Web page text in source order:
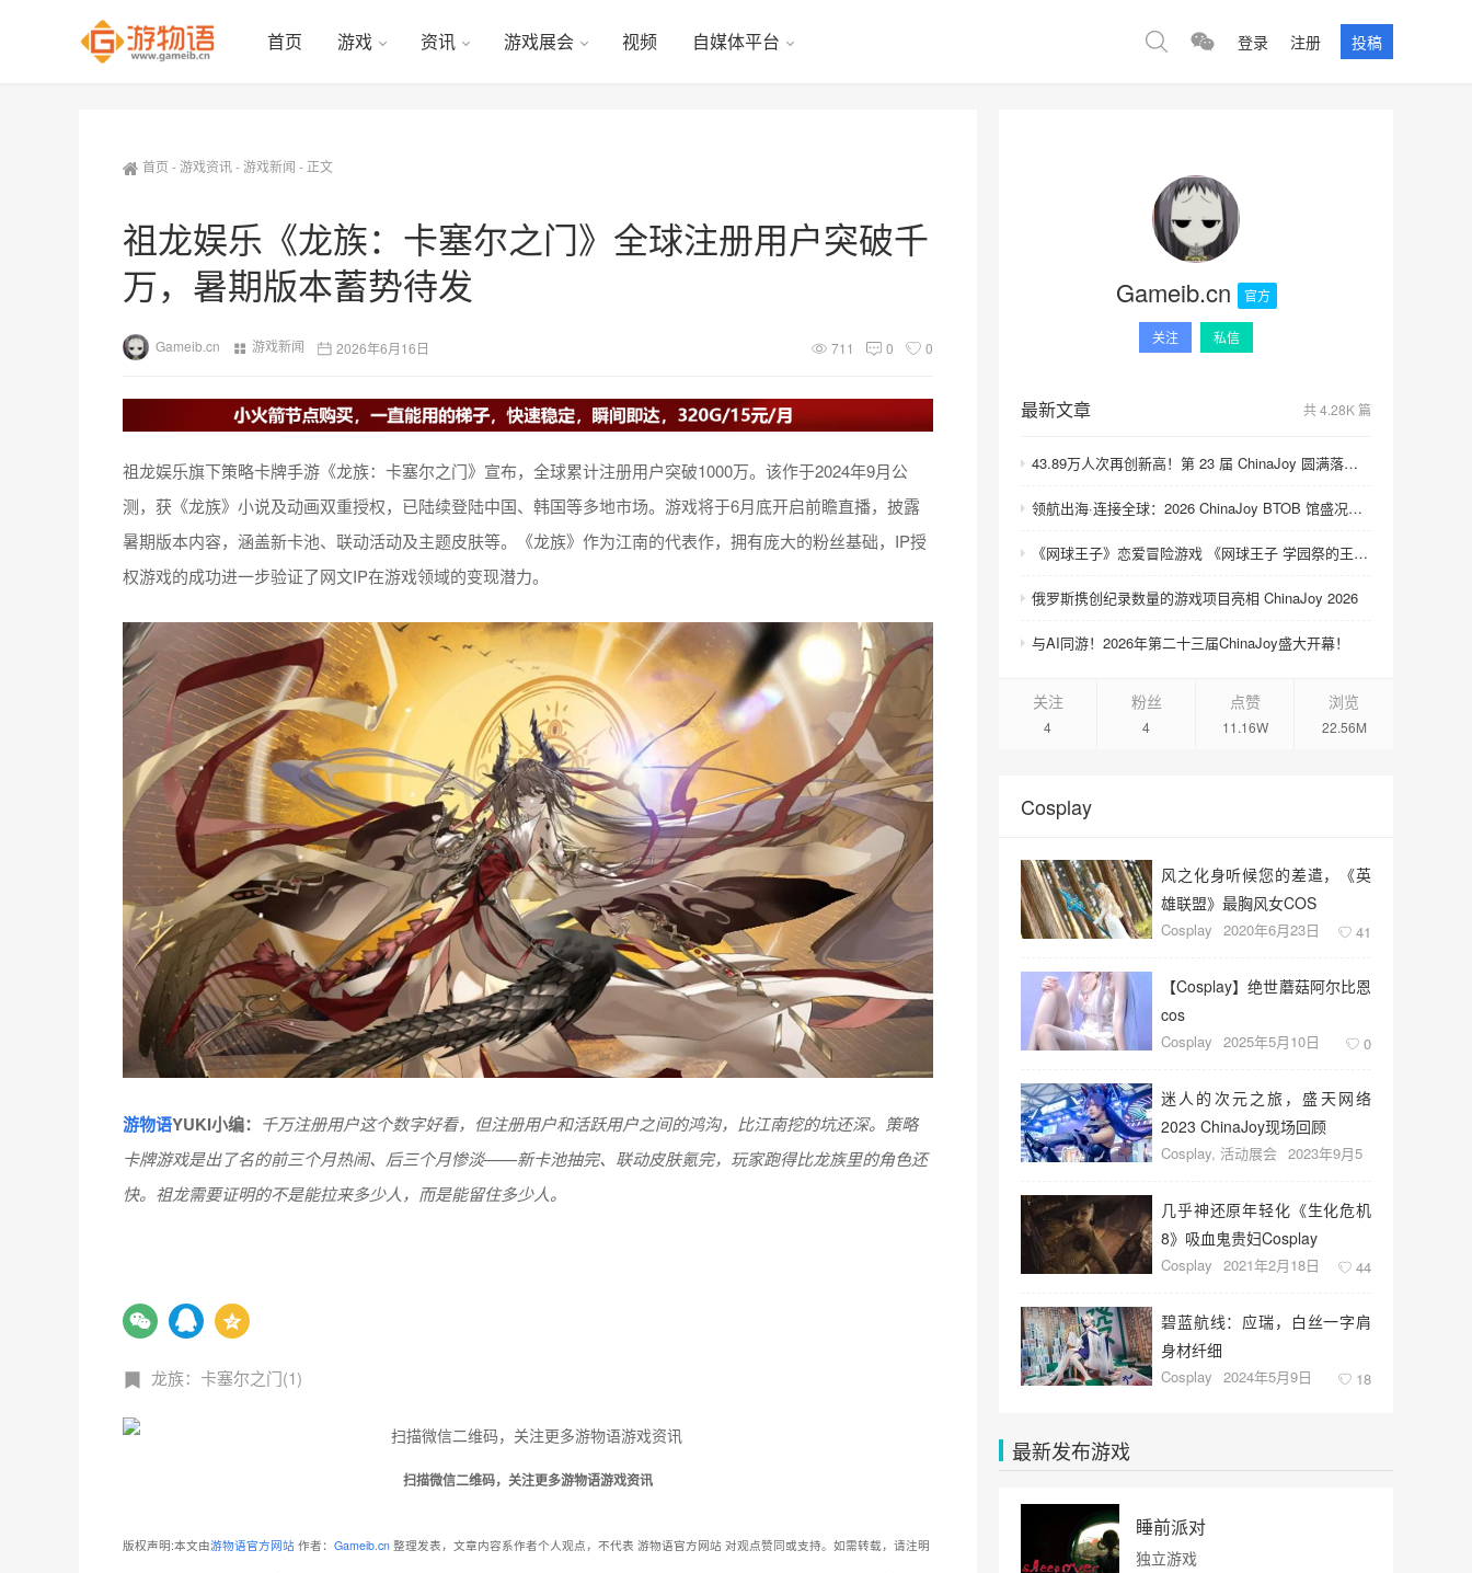
首页 游戏 资讯 游戏展会 视频 自媒体平台 登录 注册 投稿
首页 -游戏资讯-游戏新闻 - 正文
祖龙娱乐《龙族：卡塞尔之门》全球注册用户突破千
万，暑期版本蓄势待发
Gameib.cn 游戏新闻 2026年6月16日 711 0 0
祖龙娱乐旗下策略卡牌手游《龙族：卡塞尔之门》宣布，全球累计注册用户突破1000万。该作于2024年9月公
测，获《龙族》小说及动画双重授权，已陆续登陆中国、韩国等多地市场。游戏将于6月底开启前瞻直播，披露
暑期版本内容，涵盖新卡池、联动活动及主题皮肤等。《龙族》作为江南的代表作，拥有庞大的粉丝基础，IP授
权游戏的成功进一步验证了网文IP在游戏领域的变现潜力。
游物语YUKI小编： 千万注册用户这个数字好看，但注册用户和活跃用户之间的鸿沟，比江南挖的坑还深。策略
卡牌游戏是出了名的前三个月热闹、后三个月惨淡——新卡池抽完、联动皮肤氪完，玩家跑得比龙族里的角色还
快。祖龙需要证明的不是能拉来多少人，而是能留住多少人。
龙族：卡塞尔之门(1)
扫描微信二维码，关注更多游物语游戏资讯
版权声明:本文由游物语官方网站 作者： Gameib.cn 整理发表，文章内容系作者个人观点，不代表 游物语官方网站 对观点赞同或支持。如需转载，请注明
Gameib.cn 官方
关注 私信
最新文章 共 4.28K 篇
43.89万人次再创新高！第 23 届 ChinaJoy 圆满落幕：感谢有你，共赴这场“与 AI 同游”的盛夏之约
领航出海·连接全球：2026 ChinaJoy BTOB 馆盛况空前
《网球王子》恋爱冒险游戏 《网球王子 学园祭的王子们 ♡-40 and more…》与《网球王子 心跳求生 Tie break ♡game》发售
俄罗斯携创纪录数量的游戏项目亮相 ChinaJoy 2026
与AI同游！2026年第二十三届ChinaJoy盛大开幕！
关注
4
粉丝
4
点赞
11.16W
浏览
22.56M
Cosplay
风之化身听候您的差遣，《英
雄联盟》最胸风女COS
Cosplay 2020年6月23日 41
【Cosplay】绝世蘑菇阿尔比恩
cos
Cosplay 2025年5月10日 0
迷人的次元之旅，盛天网络
2023 ChinaJoy现场回顾
Cosplay, 活动展会 2023年9月5
几乎神还原年轻化《生化危机
8》吸血鬼贵妇Cosplay
Cosplay 2021年2月18日 44
碧蓝航线：应瑞，白丝一字肩
身材纤细
Cosplay 2024年5月9日 18
最新发布游戏
睡前派对
独立游戏